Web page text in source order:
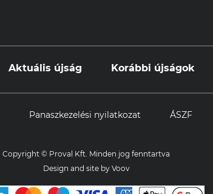
Aktuális újság Korábbi újságok
Panaszkezelési nyilatkozat ÁSZF
Copyright © Proval Kft. Minden jog fenntartva
Design and site by Voov